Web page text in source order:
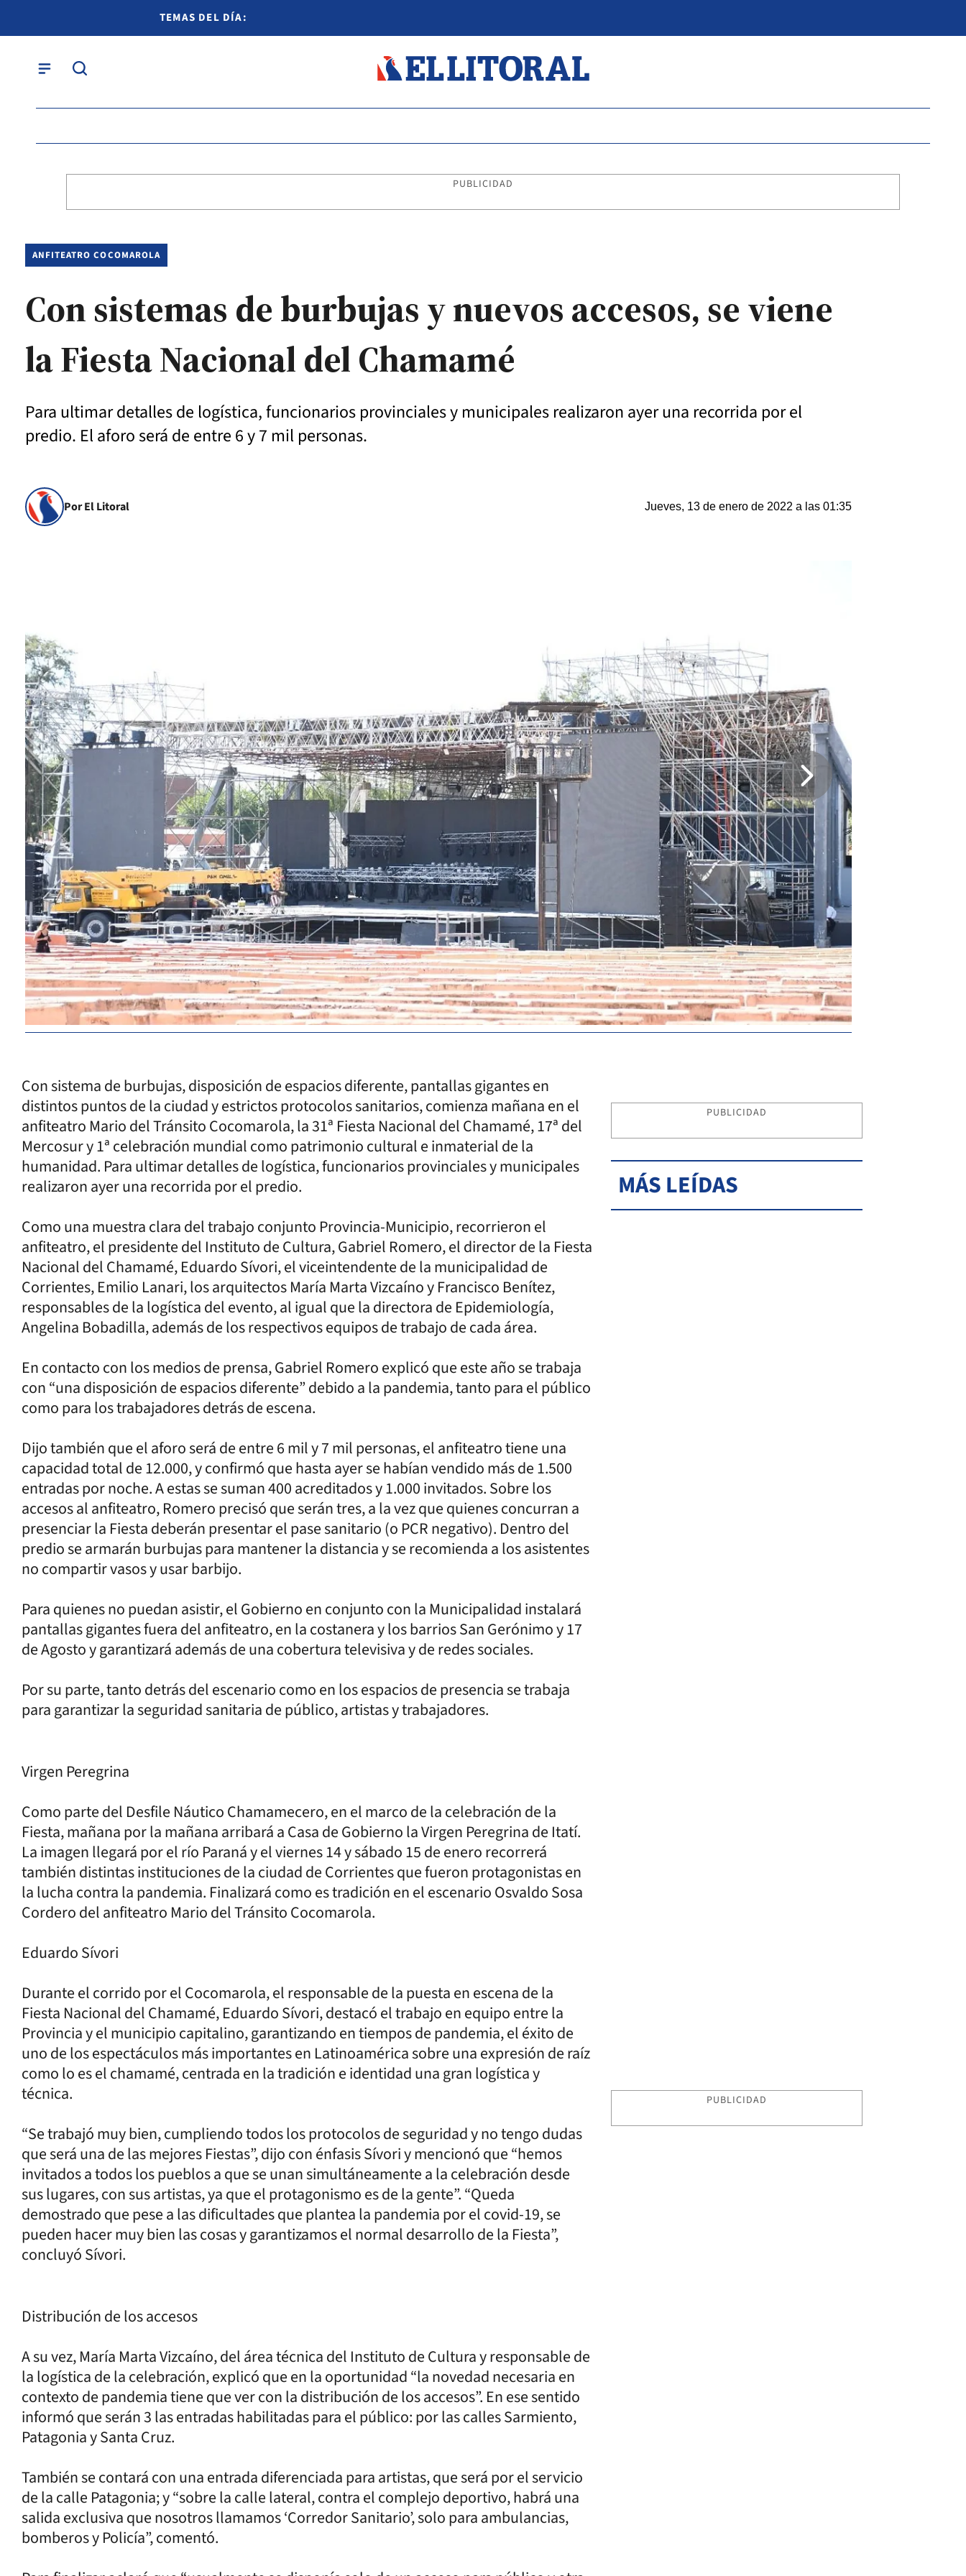
TEMAS DEL DÍA:
PUBLICIDAD
ANFITEATRO COCOMAROLA
Con sistemas de burbujas y nuevos accesos, se viene
la Fiesta Nacional del Chamamé
Para ultimar detalles de logística, funcionarios provinciales y municipales realizaron ayer una recorrida por el
predio. El aforo será de entre 6 y 7 mil personas.
Por El Litoral Jueves, 13 de enero de 2022 a las 01:35
Con sistema de burbujas, disposición de espacios diferente, pantallas gigantes en
distintos puntos de la ciudad y estrictos protocolos sanitarios, comienza mañana en el
anfiteatro Mario del Tránsito Cocomarola, la 31ª Fiesta Nacional del Chamamé, 17ª del
Mercosur y 1ª celebración mundial como patrimonio cultural e inmaterial de la
humanidad. Para ultimar detalles de logística, funcionarios provinciales y municipales
realizaron ayer una recorrida por el predio.
Como una muestra clara del trabajo conjunto Provincia-Municipio, recorrieron el
anfiteatro, el presidente del Instituto de Cultura, Gabriel Romero, el director de la Fiesta
Nacional del Chamamé, Eduardo Sívori, el viceintendente de la municipalidad de
Corrientes, Emilio Lanari, los arquitectos María Marta Vizcaíno y Francisco Benítez,
responsables de la logística del evento, al igual que la directora de Epidemiología,
Angelina Bobadilla, además de los respectivos equipos de trabajo de cada área.
En contacto con los medios de prensa, Gabriel Romero explicó que este año se trabaja
con “una disposición de espacios diferente” debido a la pandemia, tanto para el público
como para los trabajadores detrás de escena.
Dijo también que el aforo será de entre 6 mil y 7 mil personas, el anfiteatro tiene una
capacidad total de 12.000, y confirmó que hasta ayer se habían vendido más de 1.500
entradas por noche. A estas se suman 400 acreditados y 1.000 invitados. Sobre los
accesos al anfiteatro, Romero precisó que serán tres, a la vez que quienes concurran a
presenciar la Fiesta deberán presentar el pase sanitario (o PCR negativo). Dentro del
predio se armarán burbujas para mantener la distancia y se recomienda a los asistentes
no compartir vasos y usar barbijo.
Para quienes no puedan asistir, el Gobierno en conjunto con la Municipalidad instalará
pantallas gigantes fuera del anfiteatro, en la costanera y los barrios San Gerónimo y 17
de Agosto y garantizará además de una cobertura televisiva y de redes sociales.
Por su parte, tanto detrás del escenario como en los espacios de presencia se trabaja
para garantizar la seguridad sanitaria de público, artistas y trabajadores.
Virgen Peregrina
Como parte del Desfile Náutico Chamamecero, en el marco de la celebración de la
Fiesta, mañana por la mañana arribará a Casa de Gobierno la Virgen Peregrina de Itatí.
La imagen llegará por el río Paraná y el viernes 14 y sábado 15 de enero recorrerá
también distintas instituciones de la ciudad de Corrientes que fueron protagonistas en
la lucha contra la pandemia. Finalizará como es tradición en el escenario Osvaldo Sosa
Cordero del anfiteatro Mario del Tránsito Cocomarola.
Eduardo Sívori
Durante el corrido por el Cocomarola, el responsable de la puesta en escena de la
Fiesta Nacional del Chamamé, Eduardo Sívori, destacó el trabajo en equipo entre la
Provincia y el municipio capitalino, garantizando en tiempos de pandemia, el éxito de
uno de los espectáculos más importantes en Latinoamérica sobre una expresión de raíz
como lo es el chamamé, centrada en la tradición e identidad una gran logística y
técnica.
“Se trabajó muy bien, cumpliendo todos los protocolos de seguridad y no tengo dudas
que será una de las mejores Fiestas”, dijo con énfasis Sívori y mencionó que “hemos
invitados a todos los pueblos a que se unan simultáneamente a la celebración desde
sus lugares, con sus artistas, ya que el protagonismo es de la gente”. “Queda
demostrado que pese a las dificultades que plantea la pandemia por el covid-19, se
pueden hacer muy bien las cosas y garantizamos el normal desarrollo de la Fiesta”,
concluyó Sívori.
Distribución de los accesos
A su vez, María Marta Vizcaíno, del área técnica del Instituto de Cultura y responsable de
la logística de la celebración, explicó que en la oportunidad “la novedad necesaria en
contexto de pandemia tiene que ver con la distribución de los accesos”. En ese sentido
informó que serán 3 las entradas habilitadas para el público: por las calles Sarmiento,
Patagonia y Santa Cruz.
También se contará con una entrada diferenciada para artistas, que será por el servicio
de la calle Patagonia; y “sobre la calle lateral, contra el complejo deportivo, habrá una
salida exclusiva que nosotros llamamos ‘Corredor Sanitario’, solo para ambulancias,
bomberos y Policía”, comentó.
PUBLICIDAD
MÁS LEÍDAS
PUBLICIDAD